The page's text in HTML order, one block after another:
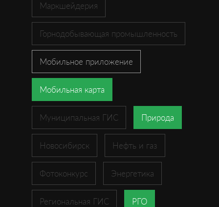
Маркшейдерия
Горнодобывающая промышленность
Мобильное приложение
Мобильная карта
Муниципальная ГИС Природа
Новосибирск Нефть и газ
Фотоконкурс Энергетика
Региональная ГИС РГО